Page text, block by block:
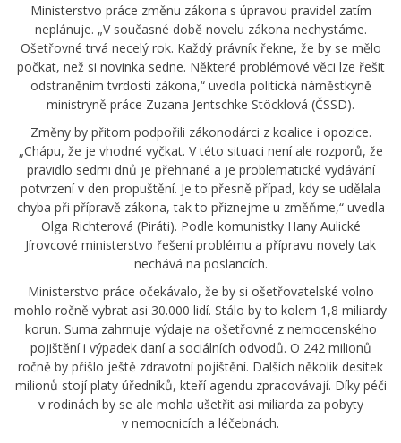
Ministerstvo práce změnu zákona s úpravou pravidel zatím
neplánuje. „V současné době novelu zákona nechystáme.
Ošetřovné trvá necelý rok. Každý právník řekne, že by se mělo
počkat, než si novinka sedne. Některé problémové věci lze řešit
odstraněním tvrdosti zákona,“ uvedla politická náměstkyně
ministryně práce Zuzana Jentschke Stöcklová (ČSSD).
Změny by přitom podpořili zákonodárci z koalice i opozice.
„Chápu, že je vhodné vyčkat. V této situaci není ale rozporů, že
pravidlo sedmi dnů je přehnané a je problematické vydávání
potvrzení v den propuštění. Je to přesně případ, kdy se udělala
chyba při přípravě zákona, tak to přiznejme u změňme,“ uvedla
Olga Richterová (Piráti). Podle komunistky Hany Aulické
Jírovcové ministerstvo řešení problému a přípravu novely tak
nechává na poslancích.
Ministerstvo práce očekávalo, že by si ošetřovatelské volno
mohlo ročně vybrat asi 30.000 lidí. Stálo by to kolem 1,8 miliardy
korun. Suma zahrnuje výdaje na ošetřovné z nemocenského
pojištění i výpadek daní a sociálních odvodů. O 242 milionů
ročně by přišlo ještě zdravotní pojištění. Dalších několik desítek
milionů stojí platy úředníků, kteří agendu zpracovávají. Díky péči
v rodinách by se ale mohla ušetřit asi miliarda za pobyty
v nemocnicích a léčebnách.